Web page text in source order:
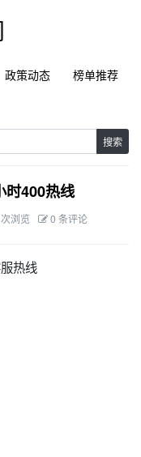
政策动态
榜单推荐
搜索
时400热线
浏览 0 条评论
热线